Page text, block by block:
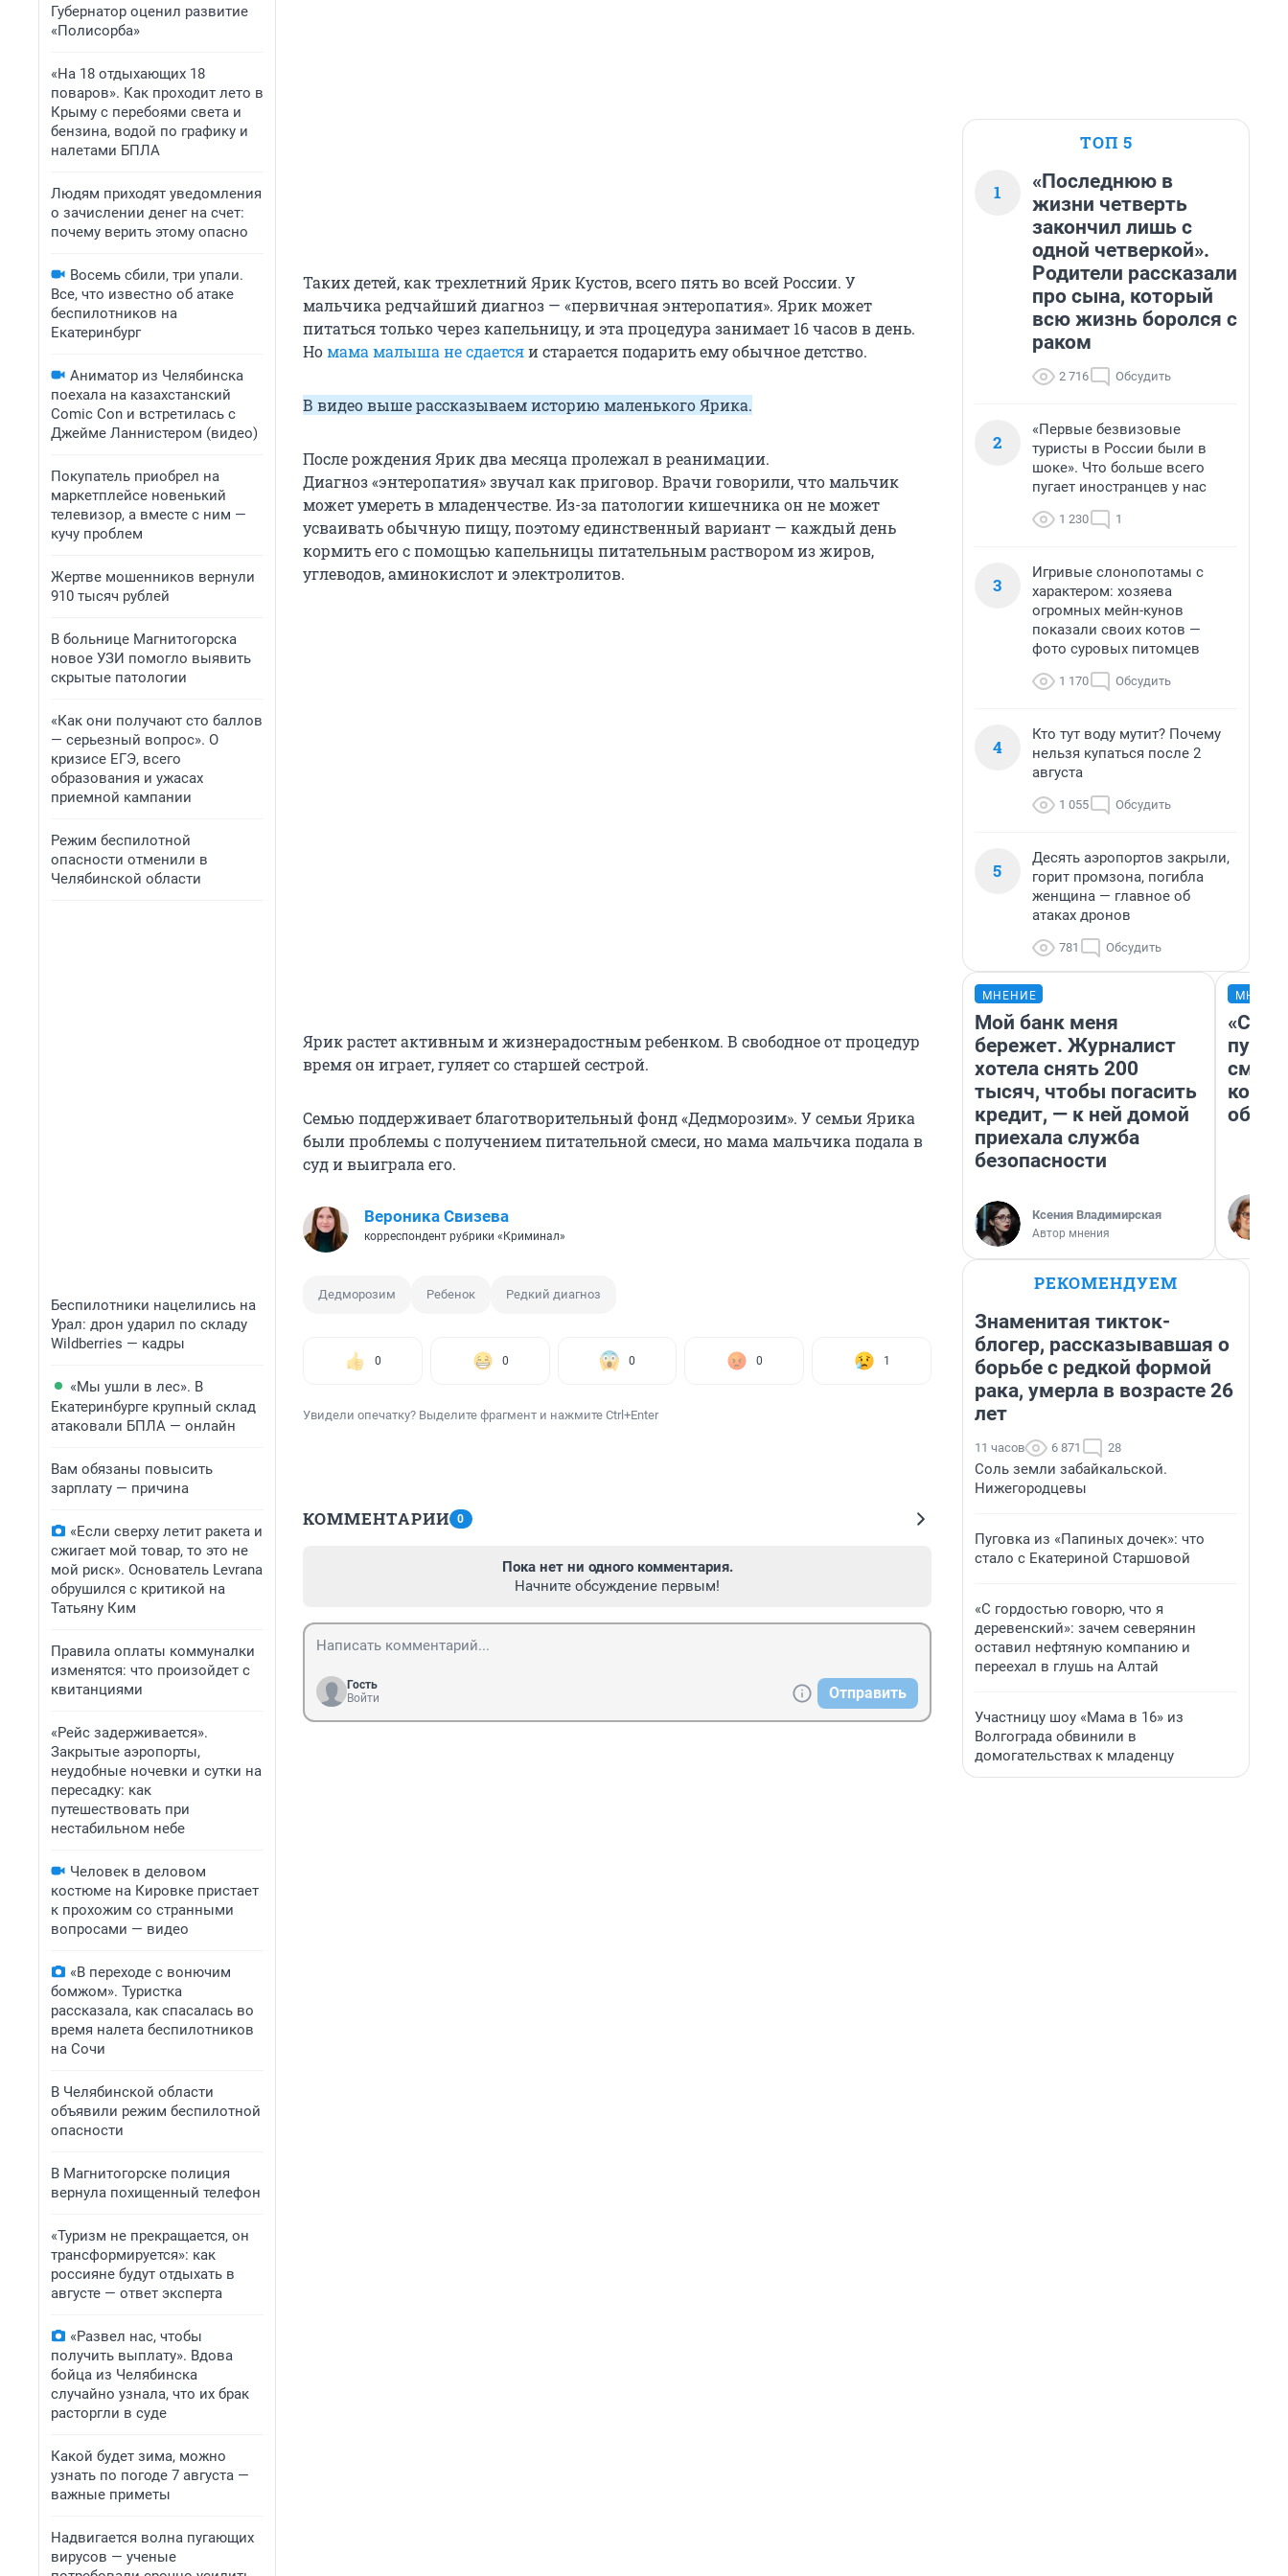
Губернатор оценил развитие
«Полисорба»
«На 18 отдыхающих 18
поваров». Как проходит лето в
Крыму с перебоями света и
бензина, водой по графику и
налетами БПЛА
Людям приходят уведомления
о зачислении денег на счет:
почему верить этому опасно
Восемь сбили, три упали.
Все, что известно об атаке
беспилотников на
Екатеринбург
Аниматор из Челябинска
поехала на казахстанский
Comic Con и встретилась с
Джейме Ланнистером (видео)
Покупатель приобрел на
маркетплейсе новенький
телевизор, а вместе с ним —
кучу проблем
Жертве мошенников вернули
910 тысяч рублей
В больнице Магнитогорска
новое УЗИ помогло выявить
скрытые патологии
«Как они получают сто баллов
— серьезный вопрос». О
кризисе ЕГЭ, всего
образования и ужасах
приемной кампании
Режим беспилотной
опасности отменили в
Челябинской области
Беспилотники нацелились на
Урал: дрон ударил по складу
Wildberries — кадры
«Мы ушли в лес». В
Екатеринбурге крупный склад
атаковали БПЛА — онлайн
Вам обязаны повысить
зарплату — причина
«Если сверху летит ракета и
сжигает мой товар, то это не
мой риск». Основатель Levrana
обрушился с критикой на
Татьяну Ким
Правила оплаты коммуналки
изменятся: что произойдет с
квитанциями
«Рейс задерживается».
Закрытые аэропорты,
неудобные ночевки и сутки на
пересадку: как
путешествовать при
нестабильном небе
Человек в деловом
костюме на Кировке пристает
к прохожим со странными
вопросами — видео
«В переходе с вонючим
бомжом». Туристка
рассказала, как спасалась во
время налета беспилотников
на Сочи
В Челябинской области
объявили режим беспилотной
опасности
В Магнитогорске полиция
вернула похищенный телефон
«Туризм не прекращается, он
трансформируется»: как
россияне будут отдыхать в
августе — ответ эксперта
«Развел нас, чтобы
получить выплату». Вдова
бойца из Челябинска
случайно узнала, что их брак
расторгли в суде
Какой будет зима, можно
узнать по погоде 7 августа —
важные приметы
Надвигается волна пугающих
вирусов — ученые
Таких детей, как трехлетний Ярик Кустов, всего пять во всей России. У
мальчика редчайший диагноз — «первичная энтеропатия». Ярик может
питаться только через капельницу, и эта процедура занимает 16 часов в день.
Номама малыша не сдаетсяи старается подарить ему обычное детство.
В видео выше рассказываем историю маленького Ярика.
После рождения Ярик два месяца пролежал в реанимации.
Диагноз «энтеропатия» звучал как приговор. Врачи говорили, что мальчик
может умереть в младенчестве. Из-за патологии кишечника он не может
усваивать обычную пищу, поэтому единственный вариант — каждый день
кормить его с помощью капельницы питательным раствором из жиров,
углеводов, аминокислот и электролитов.
Ярик растет активным и жизнерадостным ребенком. В свободное от процедур
время он играет, гуляет со старшей сестрой.
Семью поддерживает благотворительный фонд «Дедморозим». У семьи Ярика
были проблемы с получением питательной смеси, но мама мальчика подала в
суд и выиграла его.
Вероника Свизева
корреспондент рубрики «Криминал»
Дедморозим Ребенок Редкий диагноз
0 0 0 0 1
Увидели опечатку? Выделите фрагмент и нажмите Ctrl+Enter
КОММЕНТАРИИ 0
Пока нет ни одного комментария.
Начните обсуждение первым!
Гость
Войти
Отправить
ТОП 5
1
«Последнюю в
жизни четверть
закончил лишь с
одной четверкой».
Родители рассказали
про сына, который
всю жизнь боролся с
раком
2 716 Обсудить
2
«Первые безвизовые
туристы в России были в
шоке». Что больше всего
пугает иностранцев у нас
1 230 1
3
Игривые слонопотамы с
характером: хозяева
огромных мейн-кунов
показали своих котов —
фото суровых питомцев
1 170 Обсудить
4
Кто тут воду мутит? Почему
нельзя купаться после 2
августа
1 055 Обсудить
5
Десять аэропортов закрыли,
горит промзона, погибла
женщина — главное об
атаках дронов
781 Обсудить
МНЕНИЕ
Мой банк меня
бережет. Журналист
хотела снять 200
тысяч, чтобы погасить
кредит, — к ней домой
приехала служба
безопасности
Ксения Владимирская
Автор мнения
РЕКОМЕНДУЕМ
Знаменитая тикток-
блогер, рассказывавшая о
борьбе с редкой формой
рака, умерла в возрасте 26
лет
11 часов 6 871 28
Соль земли забайкальской.
Нижегородцевы
Пуговка из «Папиных дочек»: что
стало с Екатериной Старшовой
«С гордостью говорю, что я
деревенский»: зачем северянин
оставил нефтяную компанию и
переехал в глушь на Алтай
Участницу шоу «Мама в 16» из
Волгограда обвинили в
домогательствах к младенцу